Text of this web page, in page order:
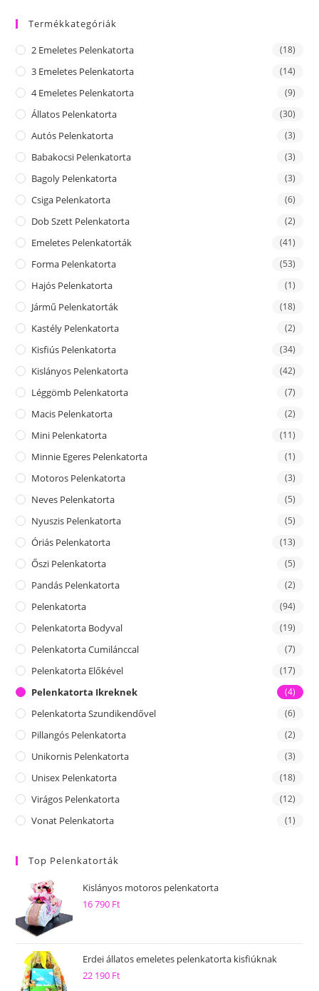
Termékkategóriák
2 Emeletes Pelenkatorta (18)
3 Emeletes Pelenkatorta (14)
4 Emeletes Pelenkatorta (9)
Állatos Pelenkatorta (30)
Autós Pelenkatorta (3)
Babakocsi Pelenkatorta (3)
Bagoly Pelenkatorta (3)
Csiga Pelenkatorta (6)
Dob Szett Pelenkatorta (2)
Emeletes Pelenkatorták (41)
Forma Pelenkatorta (53)
Hajós Pelenkatorta (1)
Jármű Pelenkatorták (18)
Kastély Pelenkatorta (2)
Kisfiús Pelenkatorta (34)
Kislányos Pelenkatorta (42)
Léggömb Pelenkatorta (7)
Macis Pelenkatorta (2)
Mini Pelenkatorta (11)
Minnie Egeres Pelenkatorta (1)
Motoros Pelenkatorta (3)
Neves Pelenkatorta (5)
Nyuszis Pelenkatorta (5)
Óriás Pelenkatorta (13)
Őszi Pelenkatorta (5)
Pandás Pelenkatorta (2)
Pelenkatorta (94)
Pelenkatorta Bodyval (19)
Pelenkatorta Cumilánccal (7)
Pelenkatorta Előkével (17)
Pelenkatorta Ikreknek (4)
Pelenkatorta Szundikendővel (6)
Pillangós Pelenkatorta (2)
Unikornis Pelenkatorta (3)
Unisex Pelenkatorta (18)
Virágos Pelenkatorta (12)
Vonat Pelenkatorta (1)
Top Pelenkatorták
Kislányos motoros pelenkatorta
16 790 Ft
Erdei állatos emeletes pelenkatorta kisfiúknak
22 190 Ft